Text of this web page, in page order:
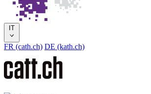
IT
FR (cath.ch) DE (kath.ch)